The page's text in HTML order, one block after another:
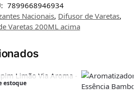
7899668946934
Nacionais, Difusor de Varetas,
Varetas 200ML acima
estoque